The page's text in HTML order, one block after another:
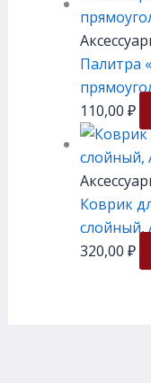
Палитра
110,00 ₽
Коврик
слойный,
320,00 ₽